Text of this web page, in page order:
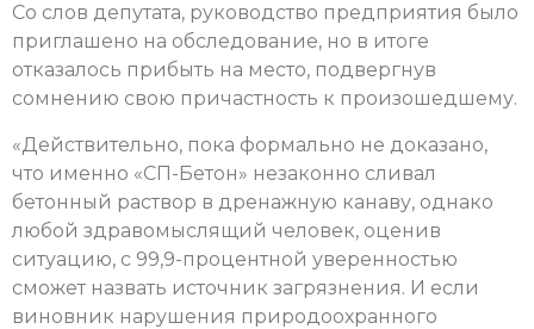
Со слов депутата, руководство предприятия было
приглашено на обследование, но в итоге
отказалось прибыть на место, подвергнув
сомнению свою причастность к произошедшему.
«Действительно, пока формально не доказано,
что именно «СП-Бетон» незаконно сливал
бетонный раствор в дренажную канаву, однако
любой здравомыслящий человек, оценив
ситуацию, с 99,9-процентной уверенностью
сможет назвать источник загрязнения. И если
виновник нарушения природоохранного